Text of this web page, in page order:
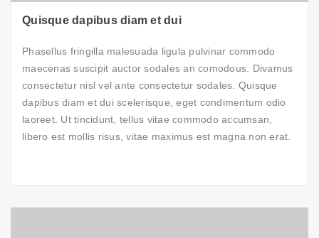
Quisque dapibus diam et dui
Phasellus fringilla malesuada ligula pulvinar commodo
maecenas suscipit auctor sodales an comodous. Divamus
consectetur nisl vel ante consectetur sodales. Quisque
dapibus diam et dui scelerisque, eget condimentum odio
laoreet. Ut tincidunt, tellus vitae commodo accumsan,
libero est mollis risus, vitae maximus est magna non erat.